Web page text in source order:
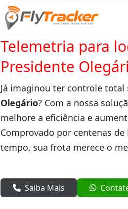
Telemetria para
Presidente
Já imaginou ter controle
Olegário? Com a nossa
melhore a eficiência e
Comprovado por centenas
tempo, sua frota merece o
Saiba Mais